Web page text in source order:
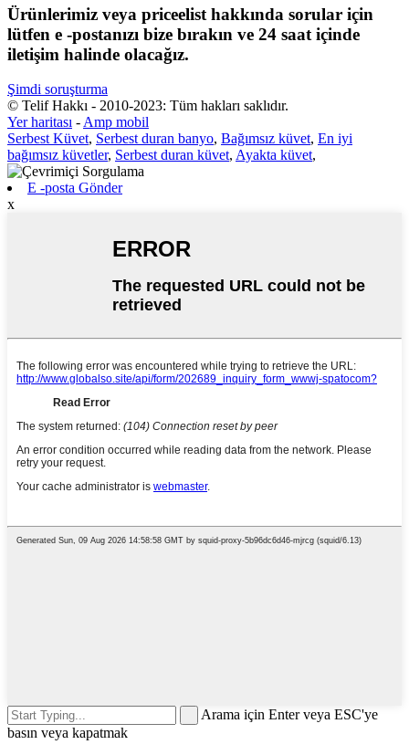
Ürünlerimiz veya priceelist hakkında sorular için
lütfen e -postanızı bize bırakın ve 24 saat içinde
iletişim halinde olacağız.
Şimdi soruşturma
© Telif Hakkı - 2010-2023: Tüm hakları saklıdır.
Yer haritası - Amp mobil
Serbest Küvet, Serbest duran banyo, Bağımsız küvet, En iyi
bağımsız küvetler, Serbest duran küvet, Ayakta küvet,
E -posta Gönder
x
Arama için Enter veya ESC'ye
basın veya kapatmak